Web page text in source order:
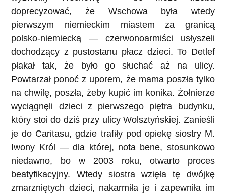
doprecyzować, że Wschowa była wtedy
pierwszym niemieckim miastem za granicą
polsko-niemiecką — czerwonoarmiści usłyszeli
dochodzący z pustostanu płacz dzieci. To Detlef
płakał tak, że było go słuchać aż na ulicy.
Powtarzał ponoć z uporem, że mama poszła tylko
na chwilę, poszła, żeby kupić im konika. Żołnierze
wyciągnęli dzieci z pierwszego piętra budynku,
który stoi do dziś przy ulicy Wolsztyńskiej. Zanieśli
je do Caritasu, gdzie trafiły pod opiekę siostry M.
Iwony Król — dla której, nota bene, stosunkowo
niedawno, bo w 2003 roku, otwarto proces
beatyfikacyjny. Wtedy siostra wzięła tę dwójkę
zmarzniętych dzieci, nakarmiła je i zapewniła im